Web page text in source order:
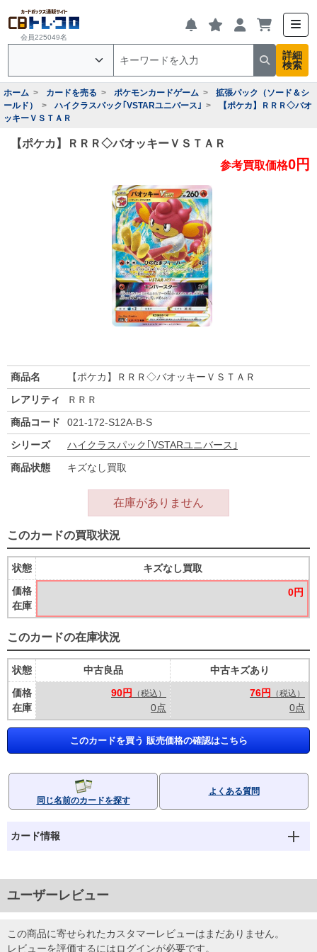
会員225049名
詳細
検索
ホーム カードを売る ポケモンカードゲーム
拡張パック（ソード＆シ
ールド）
ハイクラスパック｢VSTARユニバース｣
【ポケカ】ＲＲＲ◇バオ
ッキーＶＳＴＡＲ
【ポケカ】ＲＲＲ◇バオッキーＶＳＴＡＲ
参考買取価格0円
商品名
【ポケカ】ＲＲＲ◇バオッキーＶＳＴＡＲ
レアリティ
ＲＲＲ
商品コード
021-172-S12A-B-S
シリーズ
ハイクラスパック｢VSTARユニバース｣
商品状態
キズなし買取
在庫がありません
このカードの買取状況
状態
価格
在庫
キズなし買取
0円
このカードの在庫状況
状態
価格
在庫
中古良品
90円
（税込）
0点
中古キズあり
76円
（税込）
0点
このカードを買う 販売価格の確認はこちら
同じ名前のカードを探す
よくある質問
カード情報
ユーザーレビュー
この商品に寄せられたカスタマーレビューはまだありません。
レビューを評価するにはログインが必要です。